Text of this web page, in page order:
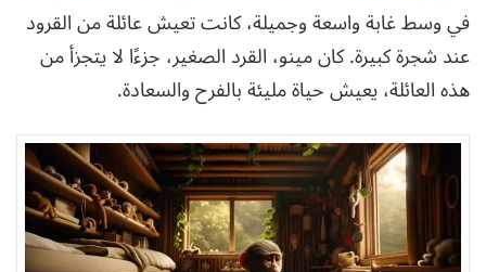
في وسط غابة واسعة وجميلة، كانت تعيش عائلة من القرود
عند شجرة كبيرة. كان مينو، القرد الصغير، جزءًا لا يتجزأ من
هذه العائلة، يعيش حياة مليئة بالفرح والسعادة.